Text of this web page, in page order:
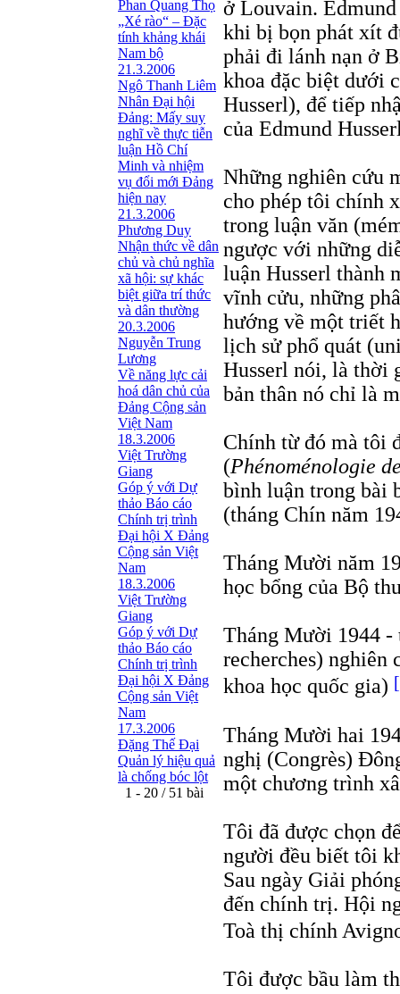
Phan Quang Thọ
„Xé rào“ – Đặc
tính khảng khái
Nam bộ
21.3.2006
Ngô Thanh Liêm
Nhân Đại hội
Đảng: Mấy suy
nghĩ về thực tiễn
luận Hồ Chí
Minh và nhiệm
vụ đổi mới Đảng
hiện nay
21.3.2006
Phương Duy
Nhận thức về dân
chủ và chủ nghĩa
xã hội: sự khác
biệt giữa trí thức
và dân thường
20.3.2006
Nguyễn Trung
Lương
Về năng lực cải
hoá dân chủ của
Đảng Cộng sản
Việt Nam
18.3.2006
Việt Trường
Giang
Góp ý với Dự
thảo Báo cáo
Chính trị trình
Đại hội X Đảng
Cộng sản Việt
Nam
18.3.2006
Việt Trường
Giang
Góp ý với Dự
thảo Báo cáo
Chính trị trình
Đại hội X Đảng
Cộng sản Việt
Nam
17.3.2006
Đặng Thế Đại
Quản lý hiệu quả
là chống bóc lột
1 - 20 / 51 bài
ở Louvain.
khi bị bọn phát xít
phải đi lánh nạn ở
khoa đặc biệt dưới
Husserl), để tiếp
của Edmund
Những nghiên cứu
cho phép tôi chính
trong luận văn
ngược với những
luận Husserl thành
vĩnh cửu, những
hướng về một triết
lịch sử phổ quát
Husserl nói, là thời
bản thân nó chỉ là
Chính từ đó mà tôi
(Phénoménologie
bình luận trong bài
(tháng Chín năm
Tháng Mười năm
học bổng của Bộ
Tháng Mười 1944 -
recherches) nghiên
khoa học quốc gia)
Tháng Mười hai
nghị (Congrès)
một chương trình
Tôi đã được chọn
người đều biết tôi
Sau ngày Giải
đến chính trị. Hội
Toà thị chính
Tôi được bầu làm